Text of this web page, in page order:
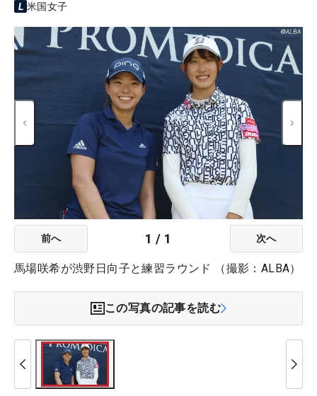
米国女子
前へ 1 / 1 次へ
馬場咲希が渋野日向子と練習ラウンド （撮影：ALBA）
この写真の記事を読む